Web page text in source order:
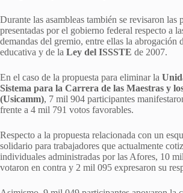
Durante las asambleas también se revisaron las
presentadas por el gobierno federal respecto a
demandas del gremio, entre ellas la abrogación
educativa y de la Ley del ISSSTE de 2007.
En el caso de la propuesta para eliminar la
Sistema para la Carrera de las Maestras y
(Usicamm), 7 mil 904 participantes
frente a 4 mil 791 votos favorables.
Respecto a la propuesta relacionada con un
solidario para trabajadores que actualmente
individuales administradas por las Afores, 10
votaron en contra y 2 mil 095 expresaron su